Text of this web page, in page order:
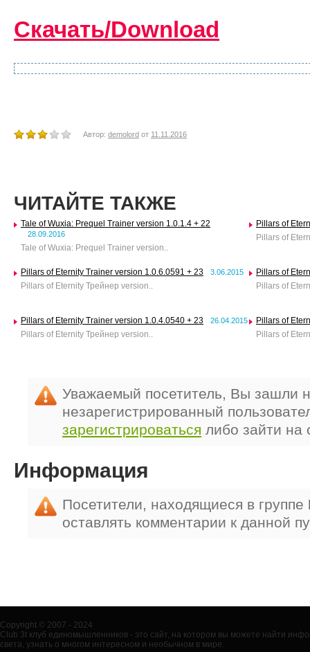
Скачать/Download
Автор: demolord от 11.11.2016
ЧИТАЙТЕ ТАКЖЕ
Tale of Wuxia: Prequel Trainer version 1.0.1.4 + 22
28.09.2016
Tale of Wuxia: Prequel Trainer version..
Pillars of
Pillars of
Pillars of Eternity Trainer version 1.0.6.0591 + 23 3.06.2015
Pillars of Eternity Трейнер version..
Pillars of
Pillars of
Pillars of Eternity Trainer version 1.0.4.0540 + 23 26.04.2015
Pillars of Eternity Трейнер version..
Pillars of
Pillars of
Уважаемый посетитель, Вы зашли
незарегистрированный
зарегистрироваться либо зайти на
Информация
Посетители, находящиеся в группе
оставлять комментарии к данной
Copyright © 2007 - 2024
Club 3t клуб единомышленников - это сайт, на котором вы можете найти
света, узнать о многом интересном и необычном в мире.